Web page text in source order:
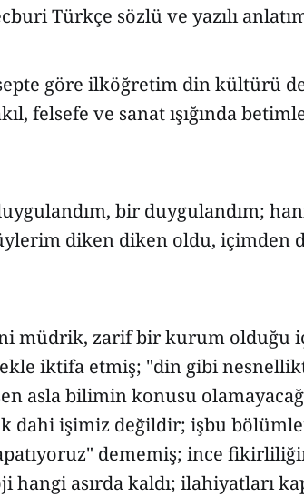
Türkçe sözlü ve yazılı
göre ilköğretim din kültürü
felsefe ve sanat ışığında
bir duygulandım;
diken diken oldu, içimden
müdrik, zarif bir kurum olduğu
iktifa etmiş; "din gibi
asla bilimin konusu
dahi işimiz değildir; işbu
dememiş; ince
asırda kaldı; ilahiyatları